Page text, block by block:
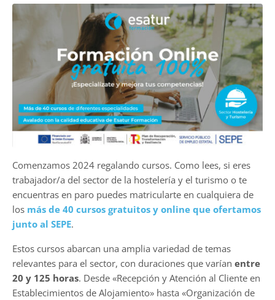
Comenzamos 2024 regalando cursos. Como lees, si eres
trabajador/a del sector de la hostelería y el turismo o te
encuentras en paro puedes matricularte en cualquiera de
los más de 40 cursos gratuitos y online que ofertamos
junto al SEPE.
Estos cursos abarcan una amplia variedad de temas
relevantes para el sector, con duraciones que varían entre
20 y 125 horas. Desde «Recepción y Atención al Cliente en
Establecimientos de Alojamiento» hasta «Organización de